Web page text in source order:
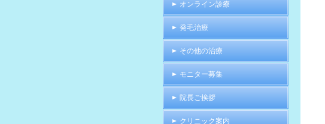
オンライン診療
発毛治療
その他の治療
モニター募集
院長ご挨拶
クリニック案内